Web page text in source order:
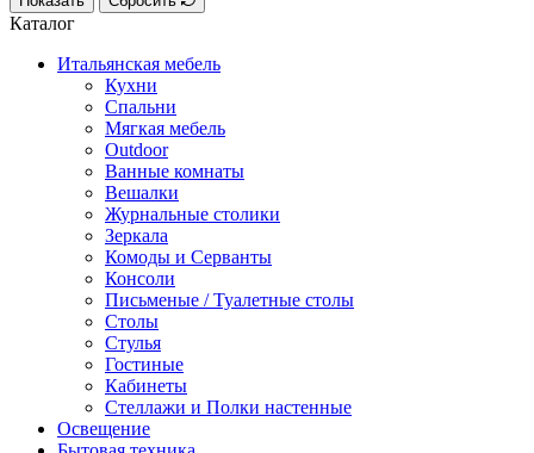
Каталог
Итальянская мебель
Кухни
Спальни
Мягкая мебель
Outdoor
Ванные комнаты
Вешалки
Журнальные столики
Зеркала
Комоды и Серванты
Консоли
Письменые / Туалетные столы
Столы
Стулья
Гостиные
Кабинеты
Стеллажи и Полки настенные
Освещение